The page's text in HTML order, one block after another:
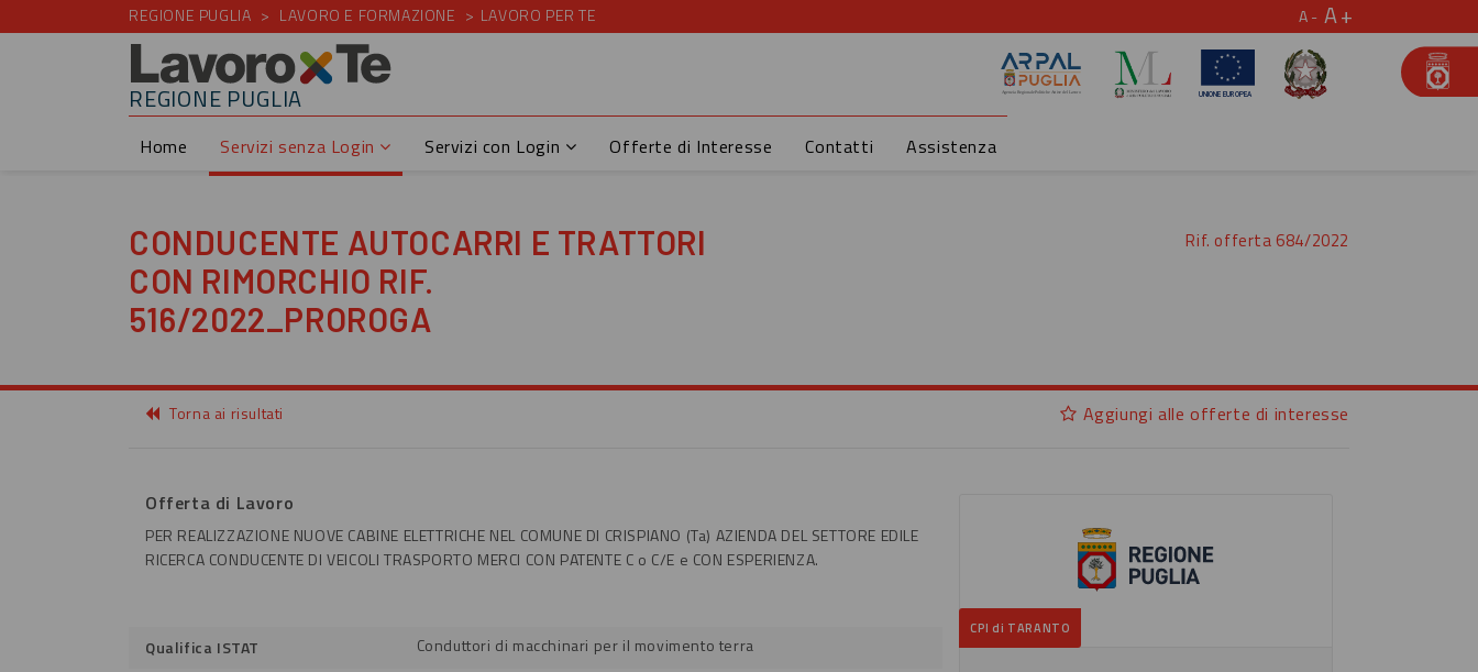
REGIONE PUGLIA LAVORO E FORMAZIONE LAVORO PER TE A A
REGIONE PUGLIA
Home Servizi senza Login Servizi con Login Offerte di Interesse Contatti Assistenza
Rif. offerta 684/2022
CONDUCENTE AUTOCARRI E TRATTORI
CON RIMORCHIO RIF.
516/2022_PROROGA
Torna ai risultati Aggiungi alle offerte di interesse
Offerta di Lavoro
PER REALIZZAZIONE NUOVE CABINE ELETTRICHE NEL COMUNE DI CRISPIANO (Ta) AZIENDA DEL SETTORE EDILE
RICERCA CONDUCENTE DI VEICOLI TRASPORTO MERCI CON PATENTE C o C/E e CON ESPERIENZA.
Qualifica ISTAT Conduttori di macchinari per il movimento terra
CPI di TARANTO